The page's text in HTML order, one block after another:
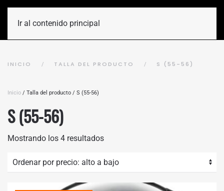
Ir al contenido principal
INICIO TALLA DEL PRODUCTO S (55-56)
Inicio / Talla del producto / S (55-56)
S (55-56)
Mostrando los 4 resultadosOrdenado
alto
a